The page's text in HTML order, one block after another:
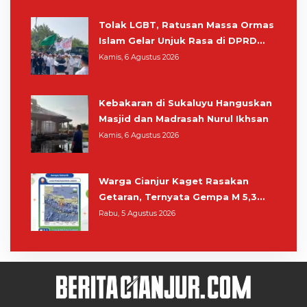
Tolak LGBT, Ratusan Massa Ormas
Islam Gelar Unjuk Rasa di DPRD
Cianjur
Kamis, 6 Agustus 2026
Kebakaran di Sukaluyu Hanguskan
Masjid dan Madrasah Nurul Ikhsan
Kamis, 6 Agustus 2026
Warga Cianjur Kaget Rasakan
Getaran, Ternyata Gempa M 5,3
Berpusat di Pangandaran
Rabu, 5 Agustus 2026